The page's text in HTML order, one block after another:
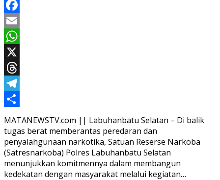
Facebook
Email
WhatsApp
X
Threads
Telegram
Share
MATANEWSTV.com || Labuhanbatu Selatan – Di balik
tugas berat memberantas peredaran dan
penyalahgunaan narkotika, Satuan Reserse Narkoba
(Satresnarkoba) Polres Labuhanbatu Selatan
menunjukkan komitmennya dalam membangun
kedekatan dengan masyarakat melalui kegiatan…